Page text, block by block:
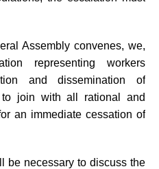
Assembly convenes, we,
representing workers
and dissemination of
join with all rational and
an immediate cessation of
be necessary to discuss the